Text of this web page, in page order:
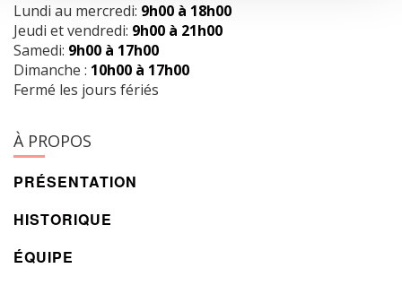
Lundi au mercredi: 9h00 à 18h00
Jeudi et vendredi: 9h00 à 21h00
Samedi: 9h00 à 17h00
Dimanche : 10h00 à 17h00
Fermé les jours fériés
À PROPOS
PRÉSENTATION
HISTORIQUE
ÉQUIPE